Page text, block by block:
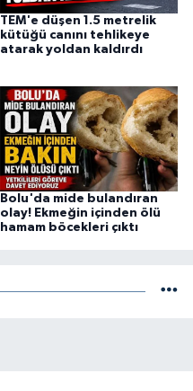
TEM'e düşen 1.5 metrelik
kütüğü canını tehlikeye
atarak yoldan kaldırdı
Bolu'da mide bulandıran
olay! Ekmeğin içinden ölü
hamam böcekleri çıktı